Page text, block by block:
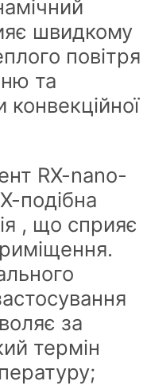
швидкому
повітря
та
RX-nano-
подібна
, що сприяє
за
термін